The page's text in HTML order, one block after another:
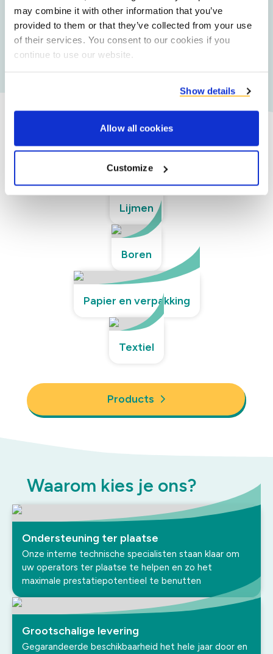
may combine it with other information that you’ve
provided to them or that they’ve collected from your use
of their services. You consent to our cookies if you
continue to use our website.
Show details
Allow all cookies
Customize
4. Verpakking en verzending
Tot slot wordt het product wereldwijd verpakt en
verzonden in bulk, grote zakken of papieren zakken
volgens de wensen van de klant.
Onze technische
onderdelen
Lijmen
Boren
Papier en verpakking
Textiel
Products
Waarom kies je ons?
Ondersteuning ter plaatse
Onze interne technische specialisten staan klaar om
uw operators ter plaatse te helpen en zo het
maximale prestatiepotentieel te benutten
Grootschalige levering
Gegarandeerde beschikbaarheid het hele jaar door en